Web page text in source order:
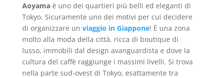
Aoyamaè uno dei quartieri più belli ed eleganti di
Tokyo. Sicuramente uno dei motivi per cui decidere
di organizzare un viaggio in Giappone! È una zona
molto alla moda della città, ricca di boutique di
lusso, immobili dal design avanguardista e dove la
cultura del caffè raggiunge i massimi livelli. Si trova
nella parte sud-ovest di Tokyo, esattamente tra